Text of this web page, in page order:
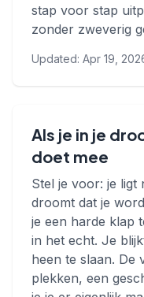
stap voor stap
zonder zweverig
Updated: Apr 19,
Als je in je
doet mee
Stel je voor: je ligt
droomt dat je
je een harde klap
in het echt. Je
heen te slaan. De
plekken, een